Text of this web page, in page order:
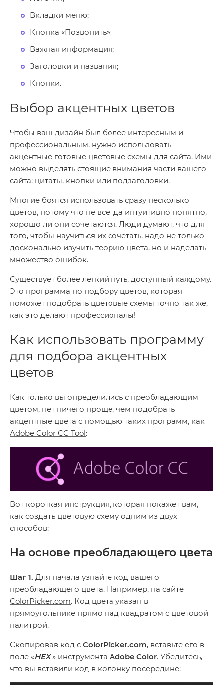
Вкладки меню;
Кнопка «Позвонить»;
Важная информация;
Заголовки и названия;
Кнопки.
Выбор акцентных цветов
Чтобы ваш дизайн был более интересным и
профессиональным, нужно использовать
акцентные готовые цветовые схемы для сайта. Ими
можно выделять стоящие внимания части вашего
сайта: цитаты, кнопки или подзаголовки.
Многие боятся использовать сразу несколько
цветов, потому что не всегда интуитивно понятно,
хорошо ли они сочетаются. Люди думают, что для
того, чтобы научиться их сочетать, надо не только
досконально изучить теорию цвета, но и наделать
множество ошибок.
Существует более легкий путь, доступный каждому.
Это программа по подбору цветов, которая
поможет подобрать цветовые схемы точно так же,
как это делают профессионалы!
Как использовать программу
для подбора акцентных
цветов
Как только вы определились с преобладающим
цветом, нет ничего проще, чем подобрать
акцентные цвета с помощью таких программ, как
Adobe Color CC Tool:
Вот короткая инструкция, которая покажет вам,
как создать цветовую схему одним из двух
способов:
На основе преобладающего цвета
Шаг 1. Для начала узнайте код вашего
преобладающего цвета. Например, на сайте
ColorPicker.com. Код цвета указан в
прямоугольнике прямо над квадратом с цветовой
палитрой.
Скопировав код с ColorPicker.com, вставьте его в
поле «НЕХ » инструмента Adobe Color. Убедитесь,
что вы вставили код в колонку посередине: